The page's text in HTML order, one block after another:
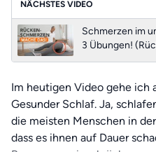
NÄCHSTES VIDEO
Schmerzen im
3 Übungen!
Im heutigen Video gehe ich
Gesunder Schlaf. Ja,
die meisten Menschen in
dass es ihnen auf Dauer